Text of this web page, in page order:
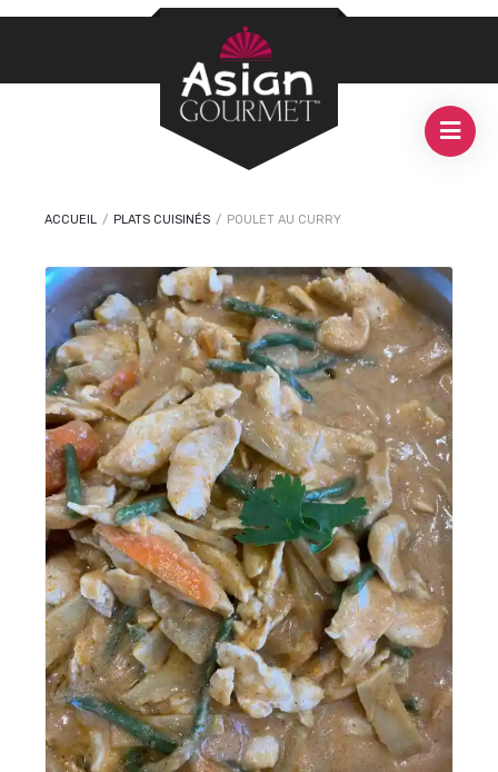
ACCUEIL / PLATS CUISINÉS / POULET AU CURRY